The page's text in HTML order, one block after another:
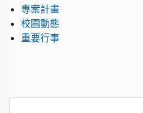
專案計畫
校園動態
重要行事